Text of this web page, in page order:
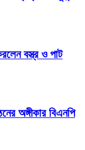
বস্ত্র ও পাট
অঙ্গীকার বিএনপি